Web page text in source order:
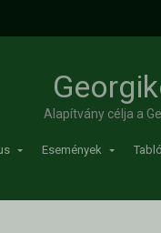
Alapítvány célja a
Események